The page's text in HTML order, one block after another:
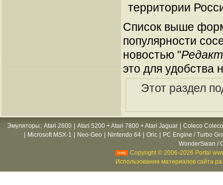
территории
Список выше
популярности
новостью "
это для удобства
Этот раздел
Эмуляторы : Atari 2600 Atari 5200 + Atari 7800 + Atari Jaguar
Coleco
Microsoft MSX-1 Neo-Geo Nintendo 64 Oric
PC Engine / Turbo
WonderSwan /
Copyright © 2006-2026 Portal
Использование материалов сайта